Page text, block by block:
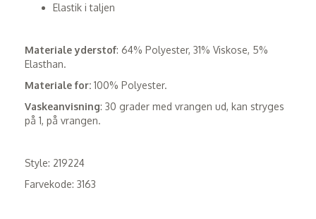
Elastik i taljen
Materiale yderstof: 64% Polyester, 31% Viskose, 5%
Elasthan.
Materiale for: 100% Polyester.
Vaskeanvisning: 30 grader med vrangen ud, kan stryges
på 1, på vrangen.
Style: 219224
Farvekode: 3163